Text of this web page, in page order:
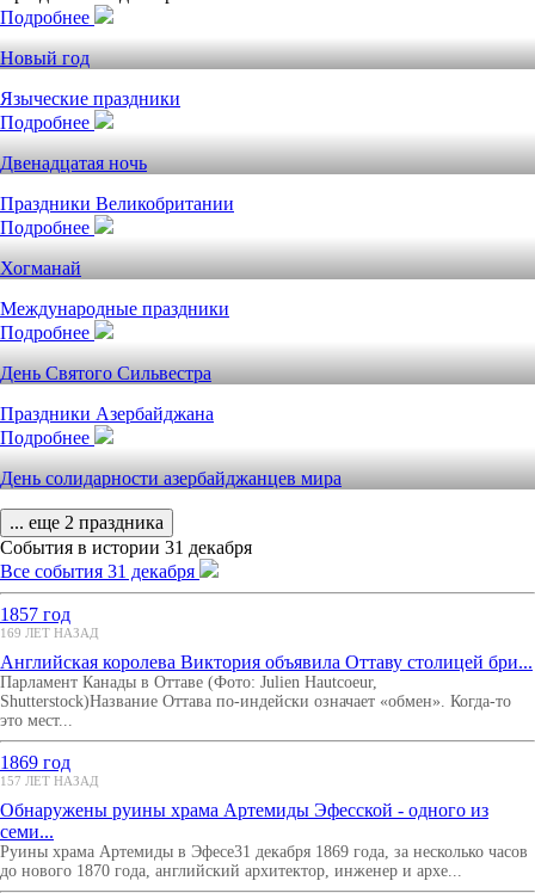
Подробнее
Новый год
Языческие праздники
Подробнее
Двенадцатая ночь
Праздники Великобритании
Подробнее
Хогманай
Международные праздники
Подробнее
День Святого Сильвестра
Праздники Азербайджана
Подробнее
День солидарности азербайджанцев мира
... еще 2 праздника
События в истории 31 декабря
Все события 31 декабря
1857 год
169 ЛЕТ НАЗАД
Английская королева Виктория объявила Оттаву столицей бри...
Парламент Канады в Оттаве (Фото: Julien Hautcoeur,
Shutterstock)Название Оттава по-индейски означает «обмен». Когда-то
это мест...
1869 год
157 ЛЕТ НАЗАД
Обнаружены руины храма Артемиды Эфесской - одного из
семи...
Руины храма Артемиды в Эфесе31 декабря 1869 года, за несколько часов
до нового 1870 года, английский архитектор, инженер и архе...